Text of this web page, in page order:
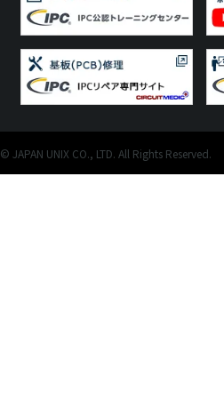
© JAPAN UNIX CO., LTD. All Rights Reserved.